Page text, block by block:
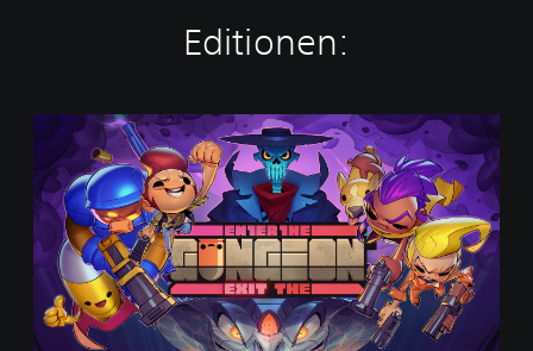
Editionen:
n
t
x
E
t